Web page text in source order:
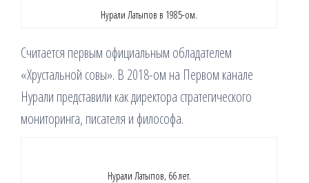
Нурали Латыпов в 1985-ом.
Считается первым официальным обладателем
«Хрустальной совы». В 2018-ом на Первом канале
Нурали представили как директора стратегического
мониторинга, писателя и философа.
Нурали Латыпов, 66 лет.